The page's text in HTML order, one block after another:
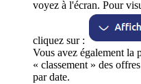
voyez à l'écran. Pour
cliquez sur :
Vous avez également la
« classement » des
par date.